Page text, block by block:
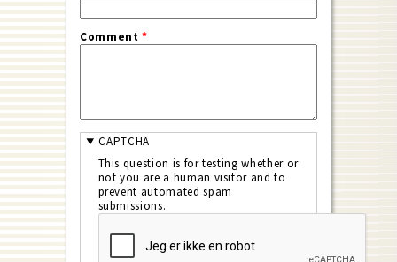
Comment*
CAPTCHA
This question is for testing whether or
not you are a human visitor and to
prevent automated spam
submissions.